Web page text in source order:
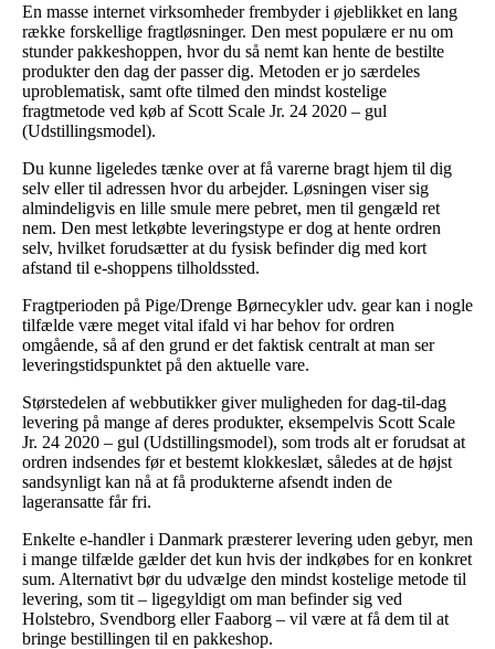
En masse internet virksomheder frembyder i øjeblikket en lang
række forskellige fragtløsninger. Den mest populære er nu om
stunder pakkeshoppen, hvor du så nemt kan hente de bestilte
produkter den dag der passer dig. Metoden er jo særdeles
uproblematisk, samt ofte tilmed den mindst kostelige
fragtmetode ved køb af Scott Scale Jr. 24 2020 – gul
(Udstillingsmodel).
Du kunne ligeledes tænke over at få varerne bragt hjem til dig
selv eller til adressen hvor du arbejder. Løsningen viser sig
almindeligvis en lille smule mere pebret, men til gengæld ret
nem. Den mest letkøbte leveringstype er dog at hente ordren
selv, hvilket forudsætter at du fysisk befinder dig med kort
afstand til e-shoppens tilholdssted.
Fragtperioden på Pige/Drenge Børnecykler udv. gear kan i nogle
tilfælde være meget vital ifald vi har behov for ordren
omgående, så af den grund er det faktisk centralt at man ser
leveringstidspunktet på den aktuelle vare.
Størstedelen af webbutikker giver muligheden for dag-til-dag
levering på mange af deres produkter, eksempelvis Scott Scale
Jr. 24 2020 – gul (Udstillingsmodel), som trods alt er forudsat at
ordren indsendes før et bestemt klokkeslæt, således at de højst
sandsynligt kan nå at få produkterne afsendt inden de
lageransatte får fri.
Enkelte e-handler i Danmark præsterer levering uden gebyr, men
i mange tilfælde gælder det kun hvis der indkøbes for en konkret
sum. Alternativt bør du udvælge den mindst kostelige metode til
levering, som tit – ligegyldigt om man befinder sig ved
Holstebro, Svendborg eller Faaborg – vil være at få dem til at
bringe bestillingen til en pakkeshop.